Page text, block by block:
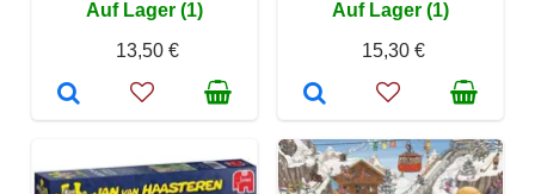
Auf Lager (1)
13,50 €
Auf Lager (1)
15,30 €